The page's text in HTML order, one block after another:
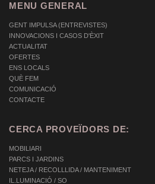
MENU GENERAL
GENT IMPULSA (ENTREVISTES)
INNOVACIONS I CASOS D'ÈXIT
ACTUALITAT
OFERTES
ENS LOCALS
QUÈ FEM
COMUNICACIÓ
CONTACTE
CERCA PROVEÏDORS DE:
MOBILIARI
PARCS I JARDINS
NETEJA / RECOLLLIDA / MANTENIMENT
IL.LUMINACIÓ / SO